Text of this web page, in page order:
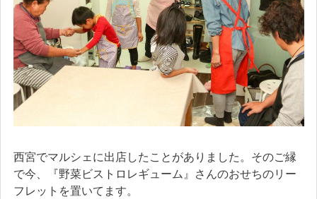
西宮でマルシェに出店したことがありました。そのご縁
で今、『野菜ビストロレギューム』さんのおせちのリー
フレットを置いてます。